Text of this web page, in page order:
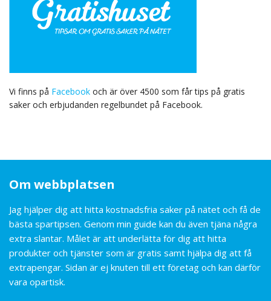
Vi finns på Facebook och är över 4500 som får tips på gratis
saker och erbjudanden regelbundet på Facebook.
Om webbplatsen
Jag hjälper dig att hitta kostnadsfria saker på nätet och få de
bästa spartipsen. Genom min guide kan du även tjäna några
extra slantar. Målet är att underlätta för dig att hitta
produkter och tjänster som är gratis samt hjälpa dig att få
extrapengar. Sidan är ej knuten till ett företag och kan därför
vara opartisk.